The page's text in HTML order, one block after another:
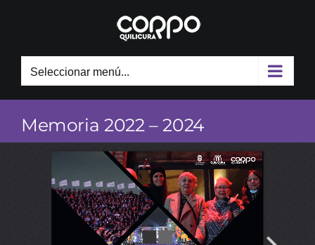
Seleccionar menú...
Memoria 2022 – 2024